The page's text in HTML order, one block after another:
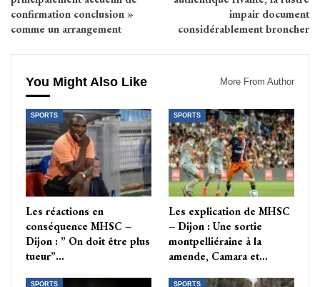
confirmation conclusion »
comme un arrangement
impair document
considérablement broncher
You Might Also Like More From Author
SPORTS
Les réactions en
conséquence MHSC –
Dijon : ” On doit être plus
tueur”…
SPORTS
Les explication de MHSC
– Dijon : Une sortie
montpelliéraine à la
amende, Camara et…
SPORTS SPORTS